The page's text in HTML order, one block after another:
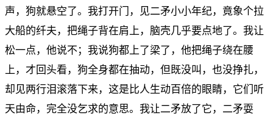
声，狗就悬空了。我打开门，见二矛小小年纪，竟象个拉
大船的纤夫，把绳子背在肩上，脑壳几乎要点地了。我让
松一点，他说不；我说狗都上了梁了，他把绳子绕在腰
上，才回头看，狗全身都在抽动，但既没叫，也没挣扎，
却见两行泪滚落下来，这是比人生动百倍的眼睛，它们听
天由命，完全没乞求的意思。我让二矛放了它，二矛耍